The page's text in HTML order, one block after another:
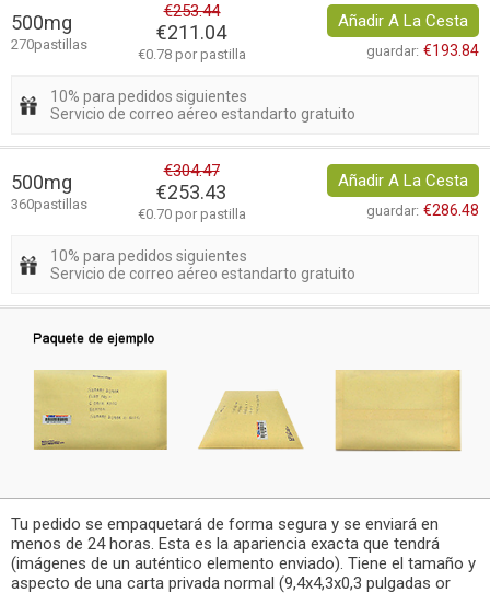
500mg
270pastillas
€253.44
€211.04
€0.78 por pastilla
Añadir A La Cesta
guardar: €193.84
10% para pedidos siguientes
Servicio de correo aéreo estandarto gratuito
500mg
360pastillas
€304.47
€253.43
€0.70 por pastilla
Añadir A La Cesta
guardar: €286.48
10% para pedidos siguientes
Servicio de correo aéreo estandarto gratuito
Tu pedido se empaquetará de forma segura y se enviará en
menos de 24 horas. Esta es la apariencia exacta que tendrá
(imágenes de un auténtico elemento enviado). Tiene el tamaño y
aspecto de una carta privada normal (9,4x4,3x0,3 pulgadas or